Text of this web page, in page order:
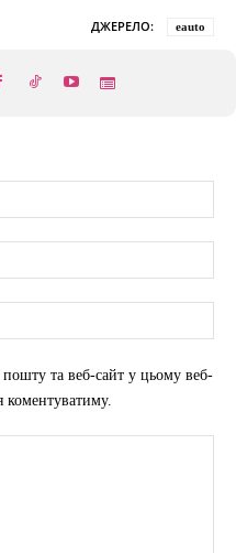
ДЖЕРЕЛО: eauto
пошту та веб-сайт у цьому веб-
коментуватиму.